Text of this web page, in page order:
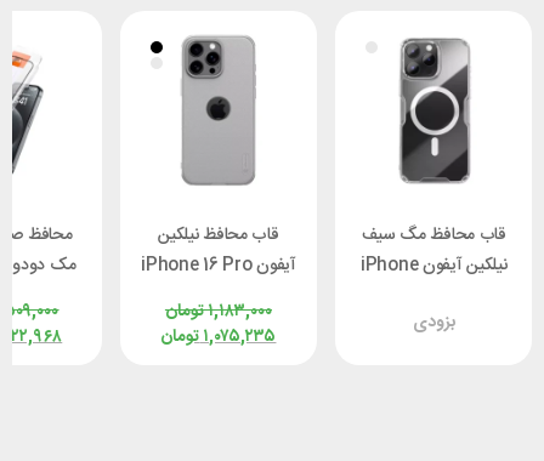
قاب محافظ مگ سیف
نیلکین آیفون iPhone
Nature TPU Pro
بزودی
قاب محافظ نیلکین
آیفون iPhone 16 Pro
Frosted Shield Pro
تومان۱,۱۸۳,۰۰۰
تومان۱,۰۷۵,۲۳۵
محافظ